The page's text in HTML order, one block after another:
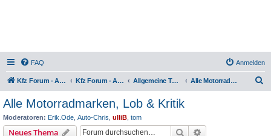
FAQ Anmelden
Kfz Forum - Auto, Motorrad und LKW Kfz Forum - Auto, Motorrad und LKW Allgemeine Themen rund um Motorräder, Trikes, Quads, ATVs, zweirädrige Kleinkrafträder, Mopedautos und Microcars Alle Motorradmarken, Lob & Kritik
Alle Motorradmarken, Lob & Kritik
Moderatoren: Erik.Ode Auto-Chris ulliB tom
Neues Thema Suche